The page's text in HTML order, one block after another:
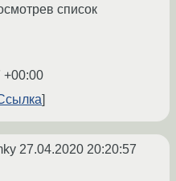
список
+00:00
27.04.2020 20:20:57